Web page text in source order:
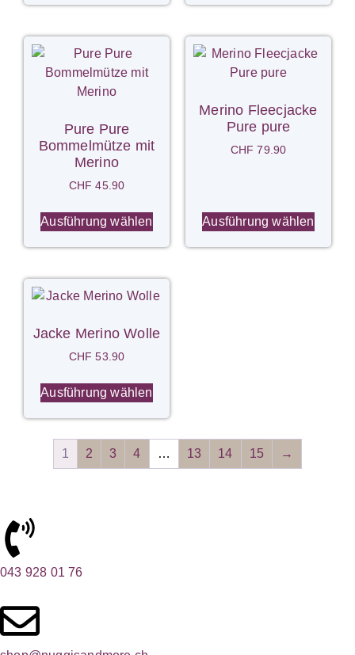
Pure Pure
Bommelmütze mit
Merino
CHF 45.90
Ausführung wählen
Merino Fleecjacke
Pure pure
CHF 79.90
Ausführung wählen
Jacke Merino Wolle
CHF 53.90
Ausführung wählen
1 2 3 4 … 13 14 15 →
043 928 01 76